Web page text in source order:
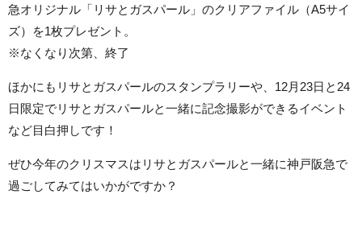
急オリジナル「リサとガスパール」のクリアファイル（A5サイ
ズ）を1枚プレゼント。
※なくなり次第、終了
ほかにもリサとガスパールのスタンプラリーや、12月23日と24
日限定でリサとガスパールと一緒に記念撮影ができるイベント
など目白押しです！
ぜひ今年のクリスマスはリサとガスパールと一緒に神戸阪急で
過ごしてみてはいかがですか？